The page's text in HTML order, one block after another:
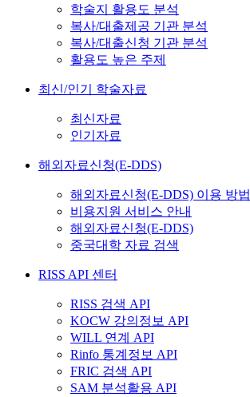
학술지 활용도 분석
복사/대출제공 기관 분석
복사/대출신청 기관 분석
활용도 높은 주제
최신/인기 학술자료
최신자료
인기자료
해외자료신청(E-DDS)
해외자료신청(E-DDS) 이용 방법
비용지원 서비스 안내
해외자료신청(E-DDS)
중국대학 자료 검색
RISS API 센터
RISS 검색 API
KOCW 강의정보 API
WILL 연계 API
Rinfo 통계정보 API
FRIC 검색 API
SAM 분석활용 API